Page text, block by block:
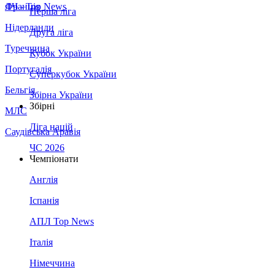
Франція
Нідерланди
Туреччина
Португалія
Бельгія
МЛС
Саудівська Аравія
ЛЧ - Top News
Перша ліга
Друга ліга
Кубок України
Суперкубок України
Збірна України
Збірні
Ліга націй
ЧС 2026
Чемпіонати
Англія
Іспанія
АПЛ Top News
Італія
Німеччина